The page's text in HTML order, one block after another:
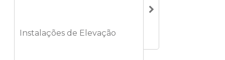
Instalações de Elevação